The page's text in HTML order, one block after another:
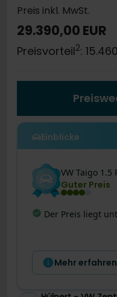
Preis inkl. MwSt.
29.390,00 EUR
Preisvorteil2:
Einblicke
VW Taigo 1.5
Guter Preis
Geringe
Mehr erfahren